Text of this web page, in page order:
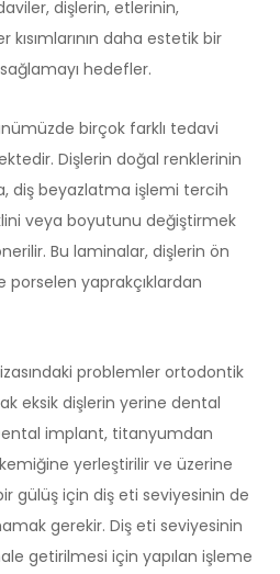
dişlerin, etlerinin,
daha estetik bir
hedefler.
birçok farklı tedavi
Dişlerin doğal renklerinin
diş beyazlatma işlemi tercih
veya boyutunu değiştirmek
Bu laminalar, dişlerin ön
yaprakçıklardan
problemler ortodontik
eksik dişlerin yerine dental
implant, titanyumdan
yerleştirilir ve üzerine
gülüş için diş eti seviyesinin de
gerekir. Diş eti seviyesinin
getirilmesi için yapılan işleme